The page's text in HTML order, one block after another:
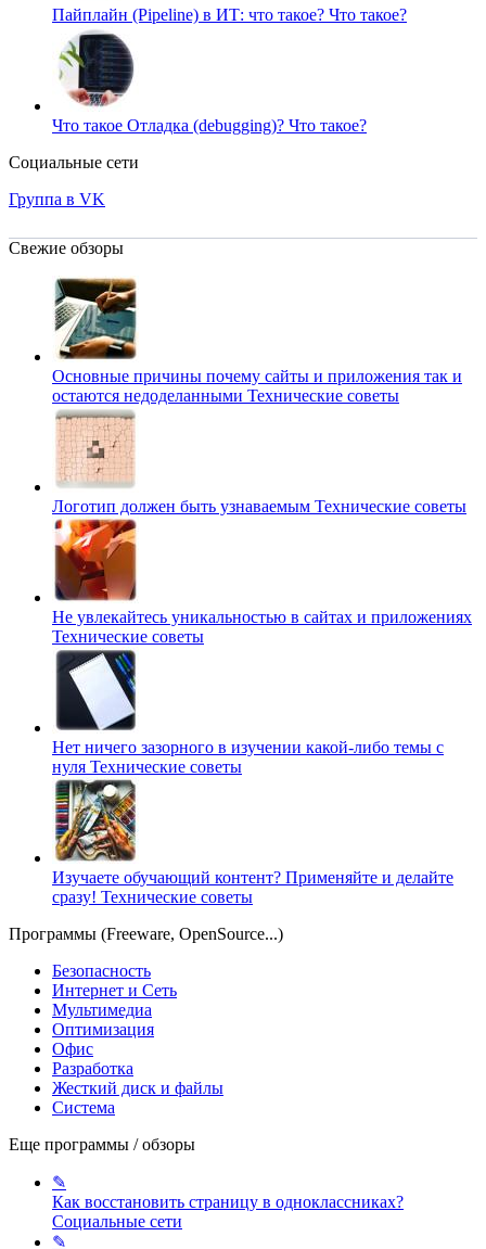
Пайплайн (Pipeline) в ИТ: что такое? Что такое?
Что такое Отладка (debugging)? Что такое?
Социальные сети
Группа в VK
Свежие обзоры
Основные причины почему сайты и приложения так и
остаются недоделанными Технические советы
Логотип должен быть узнаваемым Технические советы
Не увлекайтесь уникальностью в сайтах и приложениях
Технические советы
Нет ничего зазорного в изучении какой-либо темы с
нуля Технические советы
Изучаете обучающий контент? Применяйте и делайте
сразу! Технические советы
Программы (Freeware, OpenSource...)
Безопасность
Интернет и Сеть
Мультимедиа
Оптимизация
Офис
Разработка
Жесткий диск и файлы
Система
Еще программы / обзоры
✎
Как восстановить страницу в одноклассниках?
Социальные сети
✎